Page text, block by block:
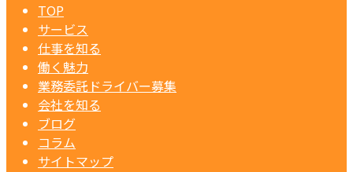
TOP
サービス
仕事を知る
働く魅力
業務委託ドライバー募集
会社を知る
ブログ
コラム
サイトマップ